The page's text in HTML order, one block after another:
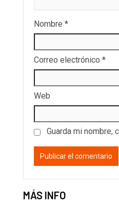
Nombre *
Correo electrónico *
Web
Guarda mi nombre,
MÁS INFO